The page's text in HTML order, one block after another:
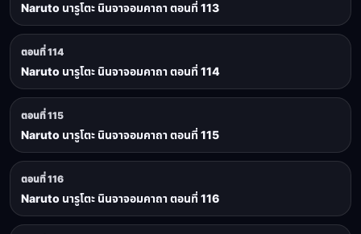
Naruto นารูโตะ นินจาจอมคาถา ตอนที่ 113
ตอนที่ 114
Naruto นารูโตะ นินจาจอมคาถา ตอนที่ 114
ตอนที่ 115
Naruto นารูโตะ นินจาจอมคาถา ตอนที่ 115
ตอนที่ 116
Naruto นารูโตะ นินจาจอมคาถา ตอนที่ 116